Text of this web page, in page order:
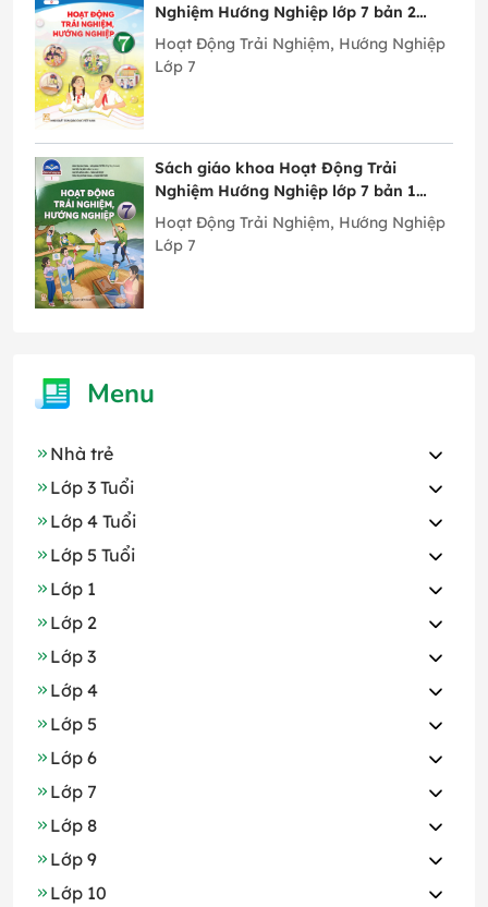
Nghiệm Hướng Nghiệp lớp 7 bản 2
Chân Trời Sáng Tạo
Hoạt Động Trải Nghiệm, Hướng Nghiệp
Lớp 7
Sách giáo khoa Hoạt Động Trải
Nghiệm Hướng Nghiệp lớp 7 bản 1
Chân Trời Sáng Tạo
Hoạt Động Trải Nghiệm, Hướng Nghiệp
Lớp 7
Menu
Nhà trẻ
Lớp 3 Tuổi
Lớp 4 Tuổi
Lớp 5 Tuổi
Lớp 1
Lớp 2
Lớp 3
Lớp 4
Lớp 5
Lớp 6
Lớp 7
Lớp 8
Lớp 9
Lớp 10